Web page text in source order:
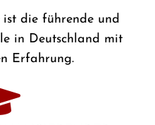
die führende und
in Deutschland mit
Erfahrung.